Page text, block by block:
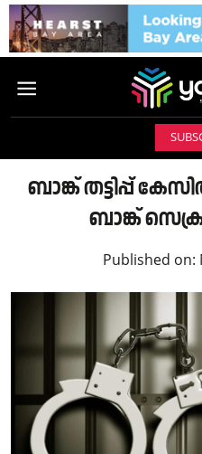
ബാങ്ക് തട്ടിപ്പ്
ബാങ്ക്
Published on: